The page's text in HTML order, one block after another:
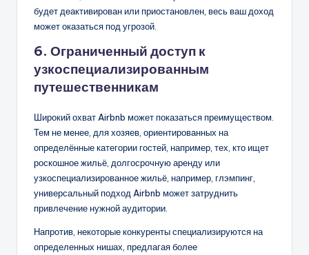
будет деактивирован или приостановлен, весь ваш доход
может оказаться под угрозой.
6. Ограниченный доступ к
узкоспециализированным
путешественникам
Широкий охват Airbnb может показаться преимуществом.
Тем не менее, для хозяев, ориентированных на
определённые категории гостей, например, тех, кто ищет
роскошное жильё, долгосрочную аренду или
узкоспециализированное жильё, например, глэмпинг,
универсальный подход Airbnb может затруднить
привлечение нужной аудитории.
Напротив, некоторые конкуренты специализируются на
определенных нишах, предлагая более